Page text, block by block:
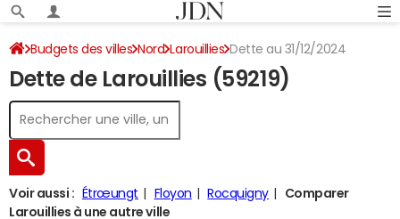
Budgets des villes Nord Larouillies Dette au 31/12/2024
Dette de Larouillies (59219)
Voir aussi : Étrœungt Floyon Rocquigny
Comparer
Larouillies à une autre ville